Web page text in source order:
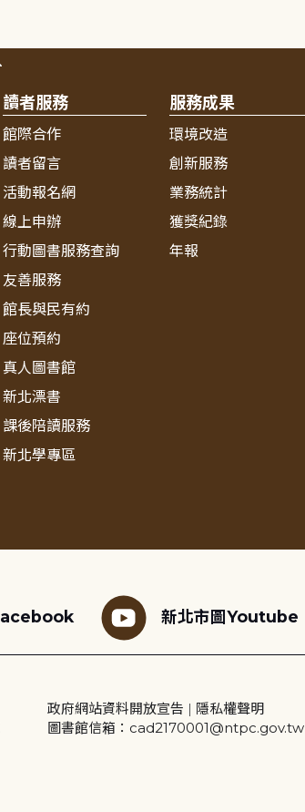
讀者服務
館際合作
讀者留言
活動報名網
線上申辦
行動圖書服務查詢
友善服務
館長與民有約
座位預約
真人圖書館
新北漂書
課後陪讀服務
新北學專區
服務成果
環境改造
創新服務
業務統計
獲獎紀錄
年報
新北市圖Youtube
政府網站資料開放宣告 | 隱私權聲明
圖書館信箱：cad2170001@ntpc.gov.tw